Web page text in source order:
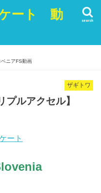
ート 動
search
ニアFS動画
ザギトワ
ルアクセル】